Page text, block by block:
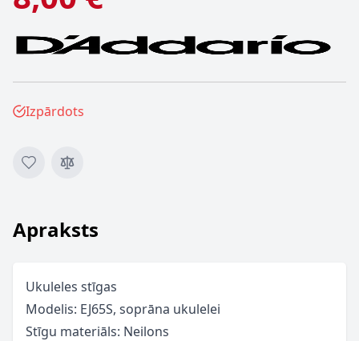
Izpārdots
Apraksts
Ukuleles stīgas
Modelis: EJ65S, soprāna ukulelei
Stīgu materiāls: Neilons